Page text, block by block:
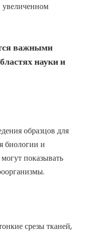
увеличенном
важными
науки и
образцов для
биологии и
показывать
срезы тканей,